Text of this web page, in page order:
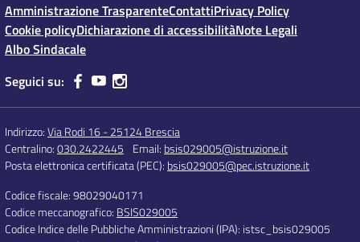
Amministrazione TrasparenteContattiPrivacy Policy
Cookie policyDichiarazione di accessibilitàNote Legali
Albo Sindacale
Seguici su:
Indirizzo:Via Rodi 16 - 25124 Brescia
Centralino:030.2422445 Email: bsis029005@istruzione.it
Posta elettronica certificata (PEC): bsis029005@pec.istruzione.it
Codice fiscale: 98029040171
Codice meccanografico: BSIS029005
Codice Indice delle Pubbliche Amministrazioni (IPA): istsc_bsis029005